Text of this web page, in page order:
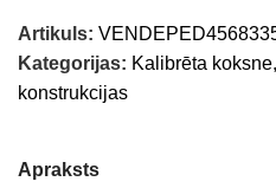
Artikuls:
Kategorijas: Kalibrēta koksne,
konstrukcijas
Apraksts